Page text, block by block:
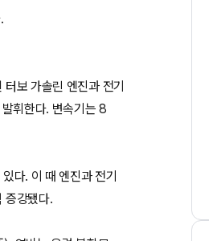
보 가솔린 엔진과 전기
휘한다. 변속기는 8
다. 이 때 엔진과 전기
증강됐다.